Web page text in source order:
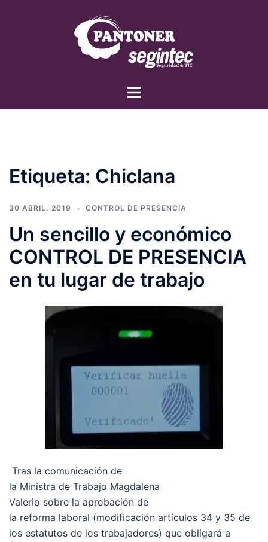
Alternar
Etiqueta: Chiclana
30 ABRIL, 2019 CONTROL DE PRESENCIA
Un sencillo y económico
CONTROL DE PRESENCIA
en tu lugar de trabajo
Tras la comunicación de
la Ministra de Trabajo Magdalena
Valerio sobre la aprobación de
la reforma laboral (modificación artículos 34 y 35 de
los estatutos de los trabajadores) que obligará a